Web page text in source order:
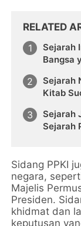
RELATED
Sejarah
Bangsa
Sejarah
Kitab
Sejarah
Sejarah
Sidang PPKI
negara,
Majelis
Presiden.
khidmat dan
keputusan